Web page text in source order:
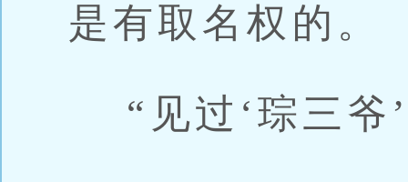
是有取名权的。
“见过‘琮三爷